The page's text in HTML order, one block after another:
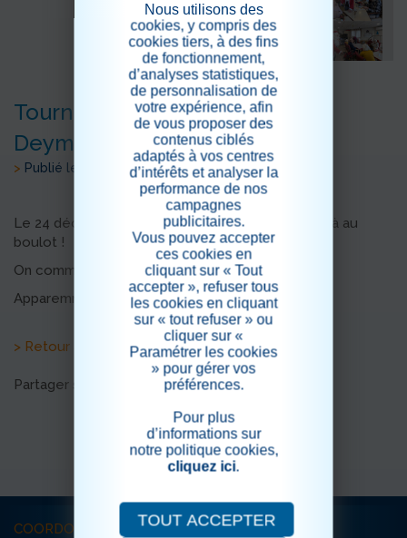
Tournée du Papa Noël à la
Deymarde
> Publié le 29/12/2025
Le 24 décembre est arrivé... Le papa noël est déjà au
boulot !
On commence la distribution de cadeaux...
Apparemment le PASA a été sage
> Retour aux actualités
Partager sur les réseaux sociaux
COORDONNÉES
Nous utilisons des
cookies, y compris des
cookies tiers, à des fins
de fonctionnement,
d’analyses statistiques,
de personnalisation de
votre expérience, afin
de vous proposer des
contenus ciblés
adaptés à vos centres
d’intérêts et analyser la
performance de nos
campagnes
publicitaires.
Vous pouvez accepter
ces cookies en
cliquant sur « Tout
accepter », refuser tous
les cookies en cliquant
sur « tout refuser » ou
cliquer sur «
Paramétrer les cookies
» pour gérer vos
préférences.
Pour plus
d’informations sur
notre politique cookies,
cliquez ici.
TOUT ACCEPTER